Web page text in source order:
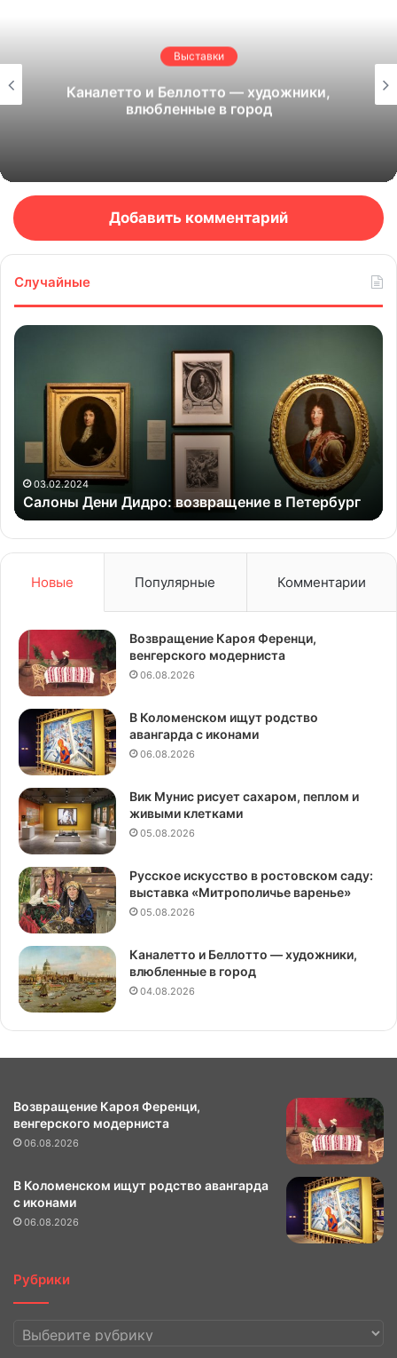
Выставки
Каналетто и Беллотто — художники,
влюбленные в город
Добавить комментарий
Случайные
Салоны
возвращение
Петербург
03.02.2024
Салоны Дени Дидро: возвращение в Петербург
Новые Популярные Комментарии
Возвращение Кароя Ференци,
венгерского модерниста
06.08.2026
В Коломенском ищут родство
авангарда с иконами
06.08.2026
Вик Мунис рисует сахаром, пеплом и
живыми клетками
05.08.2026
Русское искусство в ростовском саду:
выставка «Митрополичье варенье»
05.08.2026
Каналетто и Беллотто — художники,
влюбленные в город
04.08.2026
Возвращение Кароя Ференци,
венгерского модерниста
06.08.2026
В Коломенском ищут родство авангарда
с иконами
06.08.2026
Рубрики
Рубрики